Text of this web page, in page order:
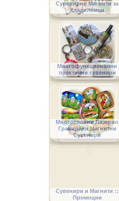
Сувенирни Магнити за
Хладилници
Многофункционални
практични сувенири
Многослойни Лазерно
Гравирани Магнитни
Сувенири
Сувенири и Магнити ::
Промоции